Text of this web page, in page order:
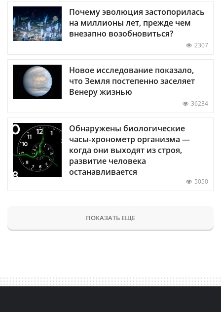
Почему эволюция застопорилась
на миллионы лет, прежде чем
внезапно возобновиться?
2307
Новое исследование показало,
что Земля постепенно заселяет
Венеру жизнью
36234
Обнаружены биологические
часы-хронометр организма —
когда они выходят из строя,
развитие человека
останавливается
5050
ПОКАЗАТЬ ЕЩЕ